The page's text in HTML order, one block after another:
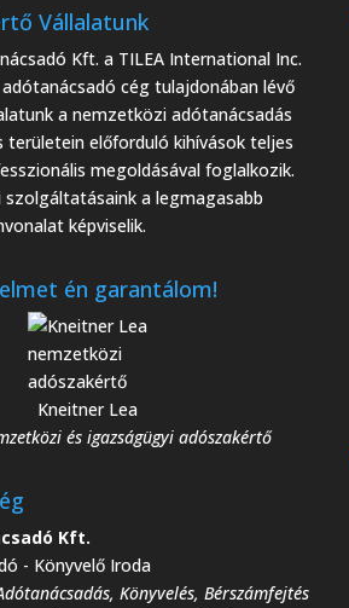
Vállalatunk
Kft. a TILEA International Inc.
cég tulajdonában lévő
a nemzetközi adótanácsadás
területein előforduló kihívások teljes
megoldásával foglalkozik.
a legmagasabb
képviselik.
én garantálom!
Kneitner Lea
és igazságügyi adószakértő
Kft.
- Könyvelő Iroda
,Könyvelés,Bérszámfejtés